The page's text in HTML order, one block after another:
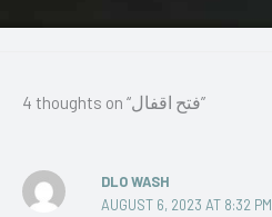
4 thoughts on “فتح اقفال”
DLO WASH
AUGUST 6, 2023 AT 8:32 PM